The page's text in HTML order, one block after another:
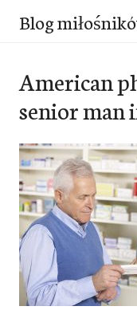
Blog
American
senior man